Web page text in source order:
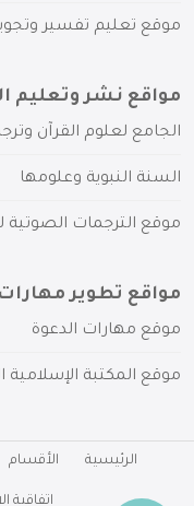
موقع تعليم تفسير
مواقع نشر وتعليم
الجامع لعلوم القرآن
السنة النبوية وعلومها
موقع الترجمات الصوتية
مواقع تطوير مهارات
موقع مهارات الدعوة
موقع المكتبة الإسلامية
الرئيسية الأقسام
اتفاقية